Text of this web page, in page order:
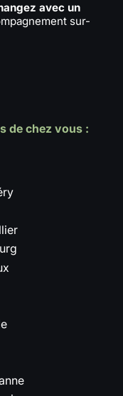
avec un
sur-
de chez vous :